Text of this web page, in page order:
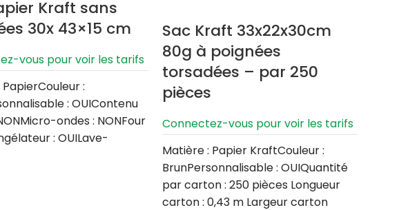
Kraft sans
30x 43×15 cm
vous pour voir les tarifs
:
: OUIContenu
ondes : NONFour
: OUILave-
Sac Kraft 33x22x30cm
80g à poignées
torsadées – par 250
pièces
Connectez-vous pour voir les tarifs
Matière : Papier KraftCouleur :
BrunPersonnalisable : OUIQuantité
par carton : 250 pièces Longueur
carton : 0,43 m Largeur carton